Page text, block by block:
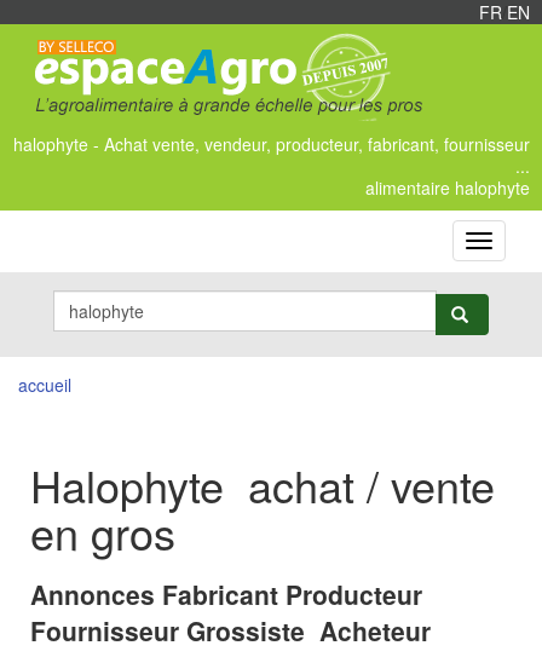
FR EN
halophyte - Achat vente, vendeur, producteur, fabricant, fournisseur
...
alimentaire halophyte
Toggle
accueil
Halophyte achat / vente
en gros
Annonces Fabricant Producteur
Fournisseur Grossiste Acheteur